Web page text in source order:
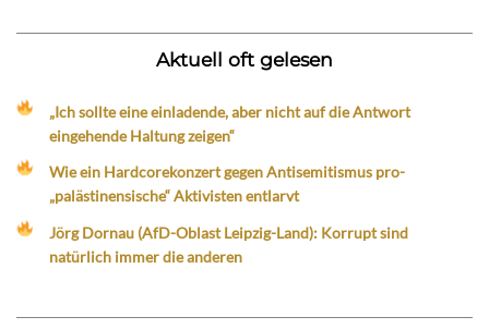
Aktuell oft gelesen
„Ich sollte eine einladende, aber nicht auf die Antwort
eingehende Haltung zeigen“
Wie ein Hardcorekonzert gegen Antisemitismus pro-
„palästinensische“ Aktivisten entlarvt
Jörg Dornau (AfD-Oblast Leipzig-Land): Korrupt sind
natürlich immer die anderen